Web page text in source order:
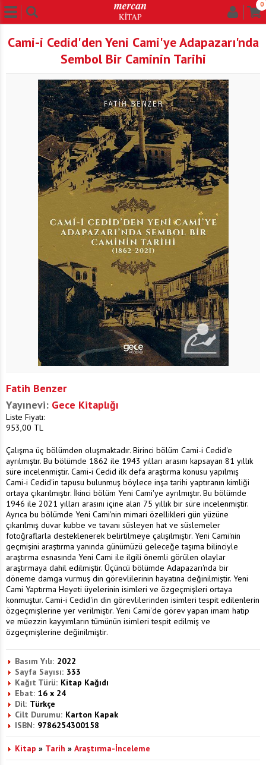
0
Cami-i Cedid'den Yeni Cami'ye Adapazarı'nda
Sembol Bir Caminin Tarihi
Fatih Benzer
Yayınevi: Gece Kitaplığı
Liste Fiyatı:
953,00 TL
Çalışma üç bölümden oluşmaktadır. Birinci bölüm Cami-i Cedid'e
ayrılmıştır. Bu bölümde 1862 ile 1943 yılları arasını kapsayan 81 yıllık
süre incelenmiştir. Cami-i Cedid ilk defa araştırma konusu yapılmış
Cami-i Cedid'in tapusu bulunmuş böylece inşa tarihi yaptıranın kimliği
ortaya çıkarılmıştır. İkinci bölüm Yeni Cami'ye ayrılmıştır. Bu bölümde
1946 ile 2021 yılları arasını içine alan 75 yıllık bir süre incelenmiştir.
Ayrıca bu bölümde Yeni Cami'nin mimari özellikleri gün yüzüne
çıkarılmış duvar kubbe ve tavanı süsleyen hat ve süslemeler
fotoğraflarla desteklenerek belirtilmeye çalışılmıştır. Yeni Cami'nin
geçmişini araştırma yanında günümüzü geleceğe taşıma bilinciyle
araştırma esnasında Yeni Cami ile ilgili önemli görülen olaylar
araştırmaya dahil edilmiştir. Üçüncü bölümde Adapazarı'nda bir
döneme damga vurmuş din görevlilerinin hayatına değinilmiştir. Yeni
Cami Yaptırma Heyeti üyelerinin isimleri ve özgeçmişleri ortaya
konmuştur. Cami-i Cedid'in din görevlilerinden isimleri tespit edilenlerin
özgeçmişlerine yer verilmiştir. Yeni Cami'de görev yapan imam hatip
ve müezzin kayyımların tümünün isimleri tespit edilmiş ve
özgeçmişlerine değinilmiştir.
Basım Yılı: 2022
Sayfa Sayısı: 333
Kağıt Türü: Kitap Kağıdı
Ebat: 16 x 24
Dil: Türkçe
Cilt Durumu: Karton Kapak
ISBN: 9786254300158
Kitap » Tarih » Araştırma-İnceleme